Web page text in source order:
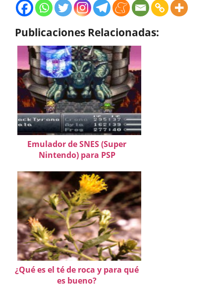
Publicaciones Relacionadas:
Emulador de SNES (Super
Nintendo) para PSP
¿Qué es el té de roca y para qué
es bueno?